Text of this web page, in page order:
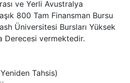
ve Yerli Avustralya
800 Tam Finansman Bursu
Üniversitesi Bursları Yüksek
Derecesi vermektedir.
Tahsis)